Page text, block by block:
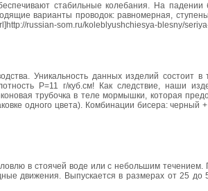
стабильные колебания. На
варианты проводок: равномерная,
russian-som.ru/koleblyushchiesya-blesny/
Уникальность данных изделий состоит
P=11 г/куб.см! Как следствие, наши
трубочка в теле мормышки, которая
одного цвета). Комбинации бисера:
в стоячей воде или с небольшим
движения. Выпускается в размерах от 25